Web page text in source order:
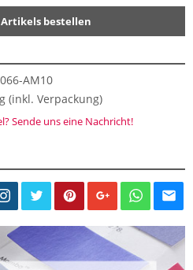
bestellen
AM10
(inkl. Verpackung)
Sende uns eine Nachricht!